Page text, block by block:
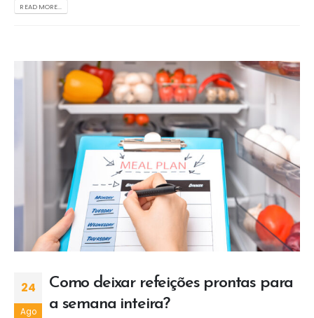
READ MORE...
24
Ago
Como deixar refeições prontas para
a semana inteira?